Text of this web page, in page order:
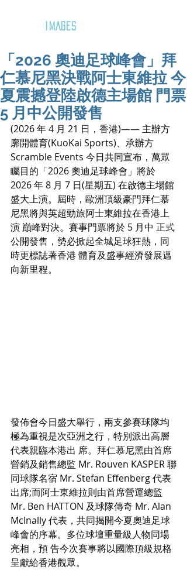
IMAGES
「2026 奧迪足球峰會」拜
仁慕尼黑決戰阿士東維拉 今
夏震撼登陸啟德主場館 門票
5 月中公開發售
(2026 年 4 月 21 日，香港)—— 主辦方
廓開體育(KuoKai Sports)、承辦方
Scramble Events 今日共同宣布，萬眾
矚目的「2026 奧迪足球峰會」將於
2026 年 8 月 7 日(星期五) 在啟德主場館
盛大上演。屆時，歐洲頂級豪門拜仁慕
尼黑將與英超勁旅阿士東維拉在香港上
演 巔峰對決。賽事門票將於 5 月中 正式
公開發售，勢必掀起全城足球狂熱，同
時更標誌著香港 體育及盛事經濟發展邁
向新里程。
發佈會今日盛大舉行，兩支參賽球隊均
極為重視是次亞洲之行，特別派出高層
代表親臨本港出 席。拜仁慕尼黑由首席
營銷及銷售總監 Mr. Rouven KASPER 聯
同球隊名宿 Mr. Stefan Effenberg 代表
出席;而阿士東維拉則由首席營運總監
Mr. Ben HATTON 及球隊傳奇 Mr. Alan
McInally 代表，共同揭開今夏奧迪足球
峰會的序幕。多位球壇重量級人物同場
亮相，預 告今次賽事將以國際頂級規格
呈獻給香港觀眾。